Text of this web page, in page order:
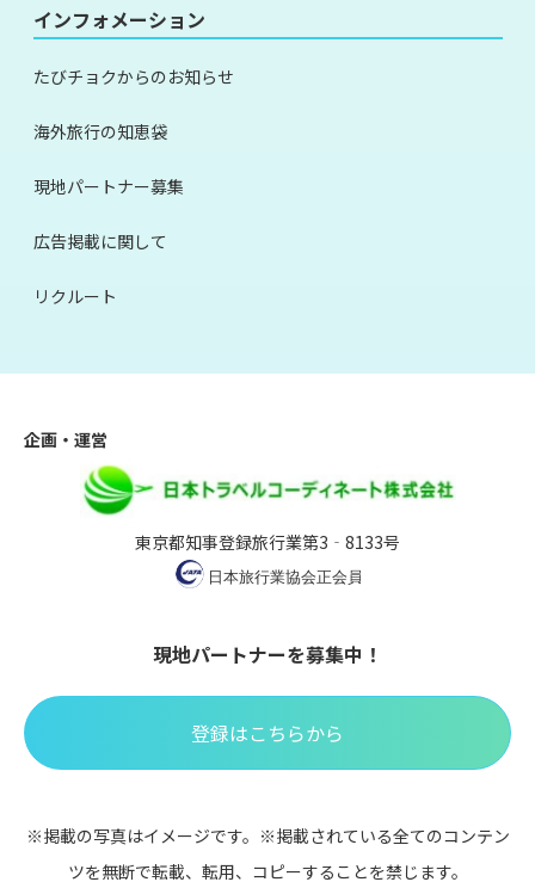
インフォメーション
たびチョクからのお知らせ
海外旅行の知恵袋
現地パートナー募集
広告掲載に関して
リクルート
企画・運営
東京都知事登録旅行業第3‐8133号
現地パートナーを募集中！
登録はこちらから
※掲載の写真はイメージです。※掲載されている全てのコンテン
ツを無断で転載、転用、コピーすることを禁じます。